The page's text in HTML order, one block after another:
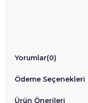
Yorumlar(0)
Ödeme Seçenekleri
Ürün Önerileri